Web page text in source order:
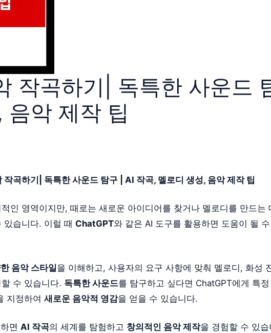
작곡하기| 독특한 사운드
음악 제작 팁
곡하기| 독특한 사운드 탐구 | AI 작곡, 멜로디 생성, 음악 제작 팁
인 영역이지만, 때로는 새로운 아이디어를 찾거나 멜로디를 만드는
있습니다. 이럴 때 ChatGPT와 같은 AI 도구를 활용하면 도움이 될 수
음악 스타일을 이해하고, 사용자의 요구 사항에 맞춰 멜로디, 화성
수 있습니다. 독특한 사운드를 탐구하고 싶다면 ChatGPT에게 특
지정하여 새로운 음악적 영감을 얻을 수 있습니다.
면 AI 작곡의 세계를 탐험하고 창의적인 음악 제작을 경험할 수 있습